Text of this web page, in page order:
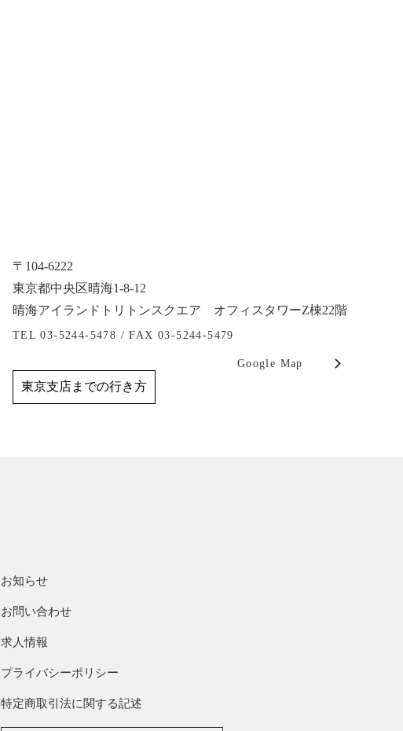
〒104-6222
東京都中央区晴海1-8-12
晴海アイランドトリトンスクエア オフィスタワーZ棟22階
TEL 03-5244-5478 /FAX 03-5244-5479
Google Map
東京支店までの行き方
お知らせ
お問い合わせ
求人情報
プライバシーポリシー
特定商取引法に関する記述